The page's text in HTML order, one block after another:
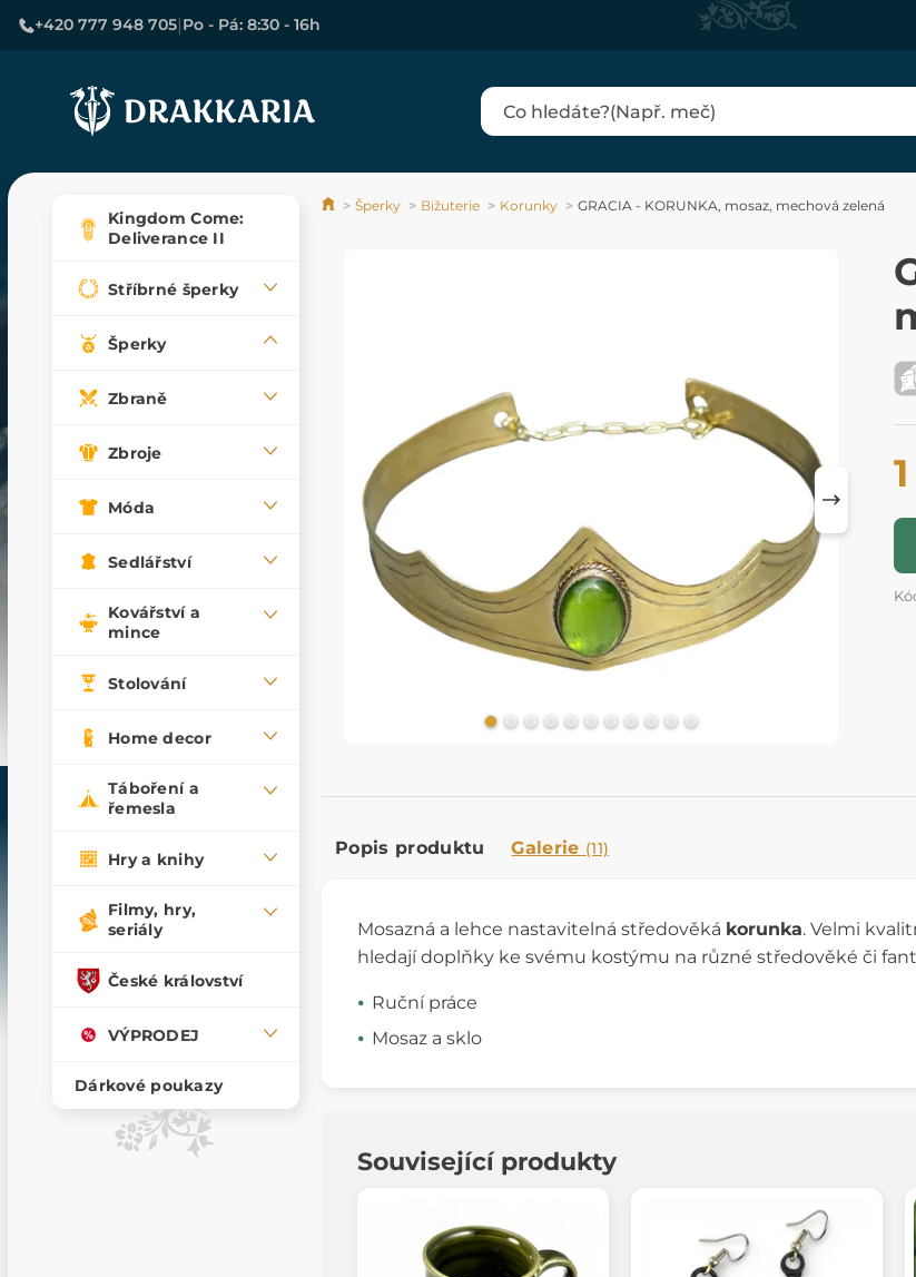
+420 777 948 705|Po - Pá: 8:30 - 16h
Kingdom Come:
Deliverance II
Stříbrné šperky
Šperky
Zbraně
Zbroje
Móda
Sedlářství
Kovářství a
mince
Stolování
Home decor
Táboření a
řemesla
Hry a knihy
Filmy, hry,
seriály
České království
VÝPRODEJ
Dárkové poukazy
Šperky Bižuterie Korunky GRACIA - KORUNKA, mosaz, mechová zelená
Popis produktu Galerie (11)
Mosazná a lehce nastavitelná středověká korunka. Velmi
hledají doplňky ke svému kostýmu na různé středověké či
Ruční práce
Mosaz a sklo
Související produkty